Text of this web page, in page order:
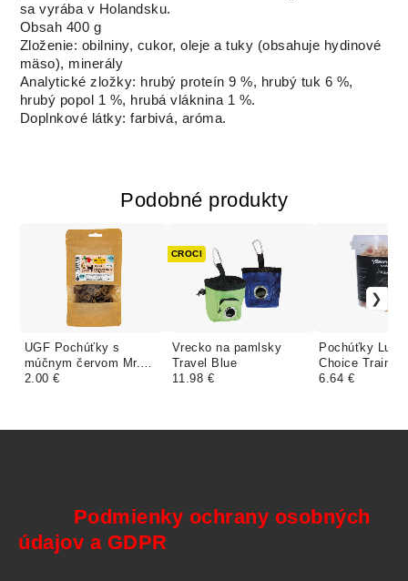
sa vyrába v Holandsku.
Obsah 400 g
Zloženie: obilniny, cukor, oleje a tuky (obsahuje hydinové
mäso), minerály
Analytické zložky: hrubý proteín 9 %, hrubý tuk 6 %,
hrubý popol 1 %, hrubá vláknina 1 %.
Doplnkové látky: farbivá, aróma.
Podobné produkty
UGF Pochúťky s
múčnym červom Mr.
Haff jahňacie a šípky
2.00 €
Vrecko na pamlsky
Travel Blue
CROCI
11.98 €
Pochúťky
Choice Trainer
Hearts
6.64 €
Podmienky ochrany osobných
údajov a GDPR